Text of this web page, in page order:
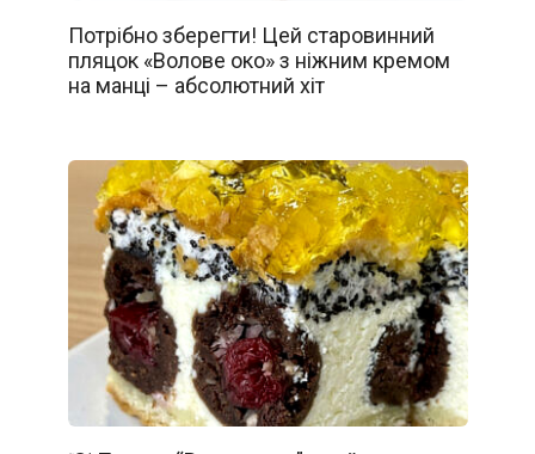
Потрібно зберегти! Цей старовинний
пляцок «Волове око» з ніжним кремом
на манці – абсолютний хіт